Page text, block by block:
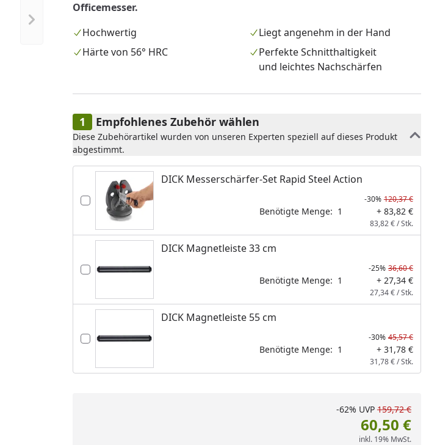
Nächstes Bild anzeigen
Officemesser.
Hochwertig
Liegt angenehm in der Hand
Härte von 56° HRC
Perfekte Schnitthaltigkeit
und leichtes Nachschärfen
Empfohlenes Zubehör wählen
Diese Zubehörartikel wurden von unseren Experten speziell auf dieses Produkt
abgestimmt.
DICK Messerschärfer-Set Rapid Steel Action
-30% 120,37 €
Benötigte Menge: 1 + 83,82 €
83,82 € / Stk.
DICK Magnetleiste 33 cm
-25% 36,60 €
Benötigte Menge: 1 + 27,34 €
27,34 € / Stk.
DICK Magnetleiste 55 cm
-30% 45,57 €
Benötigte Menge: 1 + 31,78 €
31,78 € / Stk.
-62% UVP 159,72 €
60,50 €
inkl. 19% MwSt.